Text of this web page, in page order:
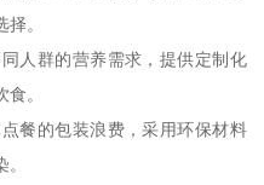
。
人群的营养需求，提供定制化
。
餐的包装浪费，采用环保材料